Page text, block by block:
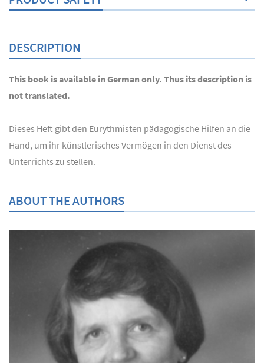
DESCRIPTION
This book is available in German only. Thus its description is
not translated.
Dieses Heft gibt den Eurythmisten pädagogische Hilfen an die
Hand, um ihr künstlerisches Vermögen in den Dienst des
Unterrichts zu stellen.
ABOUT THE AUTHORS